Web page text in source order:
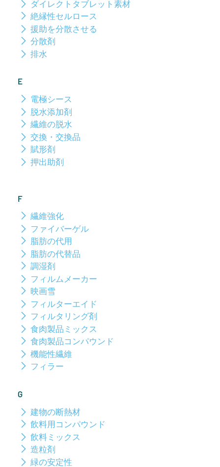
ダイレクトタブレット素材
絶縁性セルロース
援助を分散させる
分散剤
排水
E
電極シース
脱水添加剤
繊維の脱水
交換・交換品
賦形剤
押出助剤
F
繊維強化
ファイバーゲル
脂肪の代用
脂肪の代替品
調湿剤
フィルムメーカー
映画雪
フィルターエイド
フィルタリング剤
食肉製品ミックス
食肉製品コンパウンド
機能性繊維
フィラー
G
建物の断熱材
飲料用コンパウンド
飲料ミックス
造粒剤
緑の安定性